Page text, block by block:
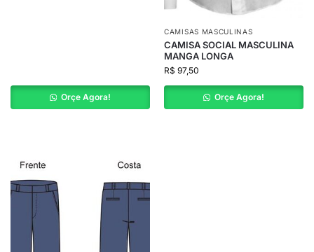
Orçe Agora!
CAMISAS MASCULINAS
CAMISA SOCIAL MASCULINA
MANGA LONGA
R$ 97,50
Orçe Agora!